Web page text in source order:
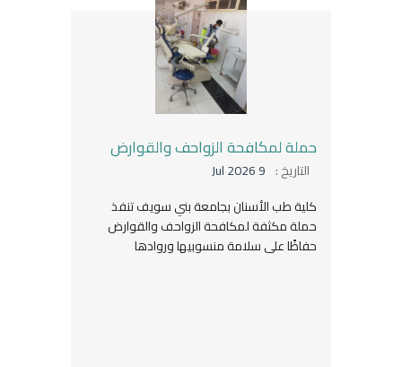
حملة لمكافحة الزواحف والقوارض
التاريخ : 9 Jul 2026
كلية طب الأسنان بجامعة بني سويف تنفذ
حملة مكثفة لمكافحة الزواحف والقوارض
حفاظًا على سلامة منسوبيها وروادها